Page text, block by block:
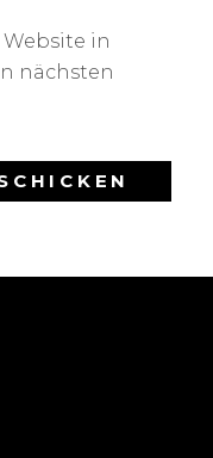
Website in
nächsten